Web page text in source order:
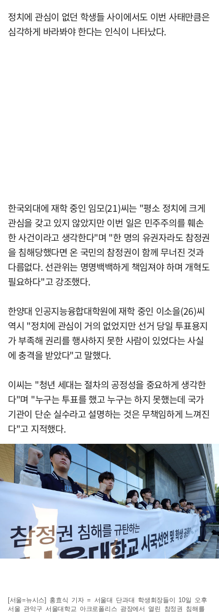
정치에 관심이 없던 학생들 사이에서도 이번 사태만큼은
심각하게 바라봐야 한다는 인식이 나타났다.
한국외대에 재학 중인 임모(21)씨는 "평소 정치에 크게
관심을 갖고 있지 않았지만 이번 일은 민주주의를 훼손
한 사건이라고 생각한다"며 "한 명의 유권자라도 참정권
을 침해당했다면 온 국민의 참정권이 함께 무너진 것과
다름없다. 선관위는 명명백백하게 책임져야 하며 개혁도
필요하다"고 강조했다.
한양대 인공지능융합대학원에 재학 중인 이소을(26)씨
역시 "정치에 관심이 거의 없었지만 선거 당일 투표용지
가 부족해 권리를 행사하지 못한 사람이 있었다는 사실
에 충격을 받았다"고 말했다.
이씨는 "청년 세대는 절차의 공정성을 중요하게 생각한
다"며 "누구는 투표를 했고 누구는 하지 못했는데 국가
기관이 단순 실수라고 설명하는 것은 무책임하게 느껴진
다"고 지적했다.
[서울=뉴시스] 홍효식 기자 = 서울대 단과대 학생회장들이 10일 오후
서울 관악구 서울대학교 아크로폴리스 광장에서 열린 참정권 침해를